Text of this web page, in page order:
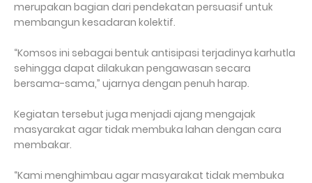
merupakan bagian dari pendekatan persuasif untuk
membangun kesadaran kolektif.
“Komsos ini sebagai bentuk antisipasi terjadinya karhutla
sehingga dapat dilakukan pengawasan secara
bersama-sama,” ujarnya dengan penuh harap.
Kegiatan tersebut juga menjadi ajang mengajak
masyarakat agar tidak membuka lahan dengan cara
membakar.
“Kami menghimbau agar masyarakat tidak membuka